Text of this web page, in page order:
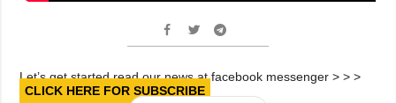
Let’s get started read our news at facebook messenger > > >
CLICK HERE FOR SUBSCRIBE